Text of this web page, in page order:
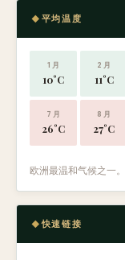
平均温度
1 月
10°C
2 月
11°C
7 月
26°C
8 月
27°C
欧洲最温和气候之一
快速链接